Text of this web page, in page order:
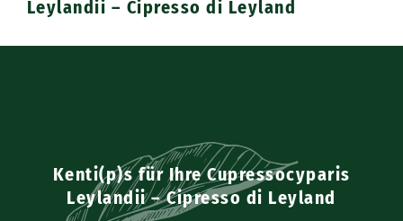
Leylandii – Cipresso di Leyland
Kenti(p)s für Ihre Cupressocyparis
Leylandii – Cipresso di Leyland